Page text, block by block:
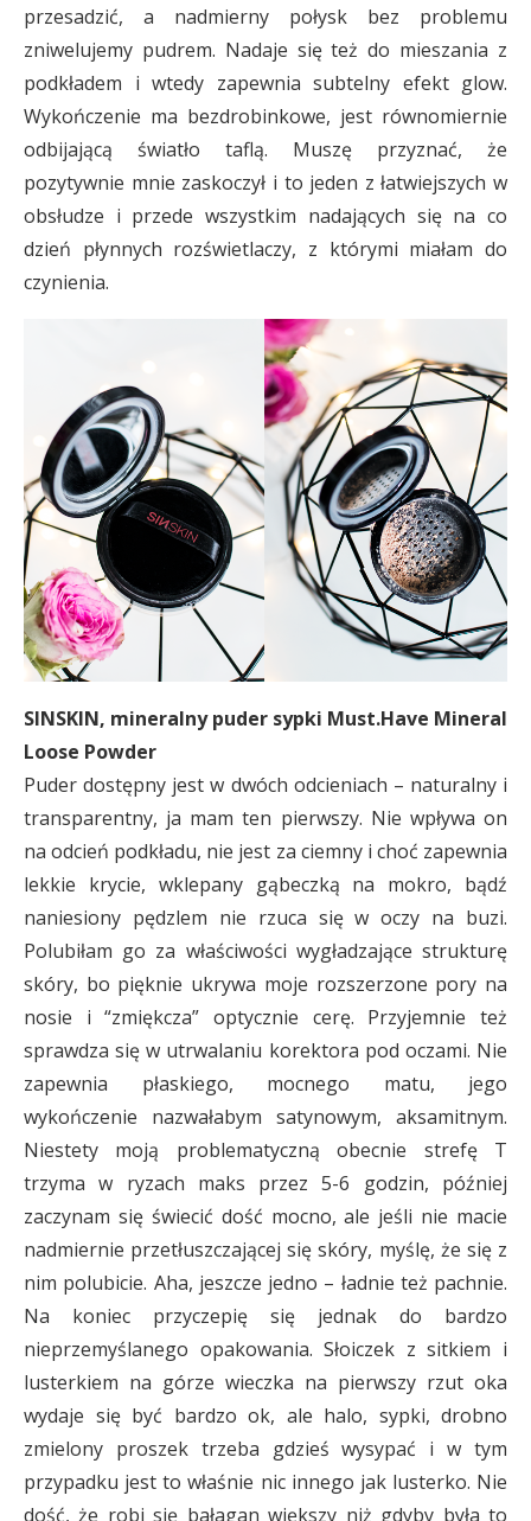
przesadzić, a nadmierny połysk bez problemu
zniwelujemy pudrem. Nadaje się też do mieszania z
podkładem i wtedy zapewnia subtelny efekt glow.
Wykończenie ma bezdrobinkowe, jest równomiernie
odbijającą światło taflą. Muszę przyznać, że
pozytywnie mnie zaskoczył i to jeden z łatwiejszych w
obsłudze i przede wszystkim nadających się na co
dzień płynnych rozświetlaczy, z którymi miałam do
czynienia.
SINSKIN, mineralny puder sypki Must.Have Mineral
Loose Powder
Puder dostępny jest w dwóch odcieniach – naturalny i
transparentny, ja mam ten pierwszy. Nie wpływa on
na odcień podkładu, nie jest za ciemny i choć zapewnia
lekkie krycie, wklepany gąbeczką na mokro, bądź
naniesiony pędzlem nie rzuca się w oczy na buzi.
Polubiłam go za właściwości wygładzające strukturę
skóry, bo pięknie ukrywa moje rozszerzone pory na
nosie i “zmiękcza” optycznie cerę. Przyjemnie też
sprawdza się w utrwalaniu korektora pod oczami. Nie
zapewnia płaskiego, mocnego matu, jego
wykończenie nazwałabym satynowym, aksamitnym.
Niestety moją problematyczną obecnie strefę T
trzyma w ryzach maks przez 5-6 godzin, później
zaczynam się świecić dość mocno, ale jeśli nie macie
nadmiernie przetłuszczającej się skóry, myślę, że się z
nim polubicie. Aha, jeszcze jedno – ładnie też pachnie.
Na koniec przyczepię się jednak do bardzo
nieprzemyślanego opakowania. Słoiczek z sitkiem i
lusterkiem na górze wieczka na pierwszy rzut oka
wydaje się być bardzo ok, ale halo, sypki, drobno
zmielony proszek trzeba gdzieś wysypać i w tym
przypadku jest to właśnie nic innego jak lusterko. Nie
dość, że robi się bałagan większy niż gdyby była to